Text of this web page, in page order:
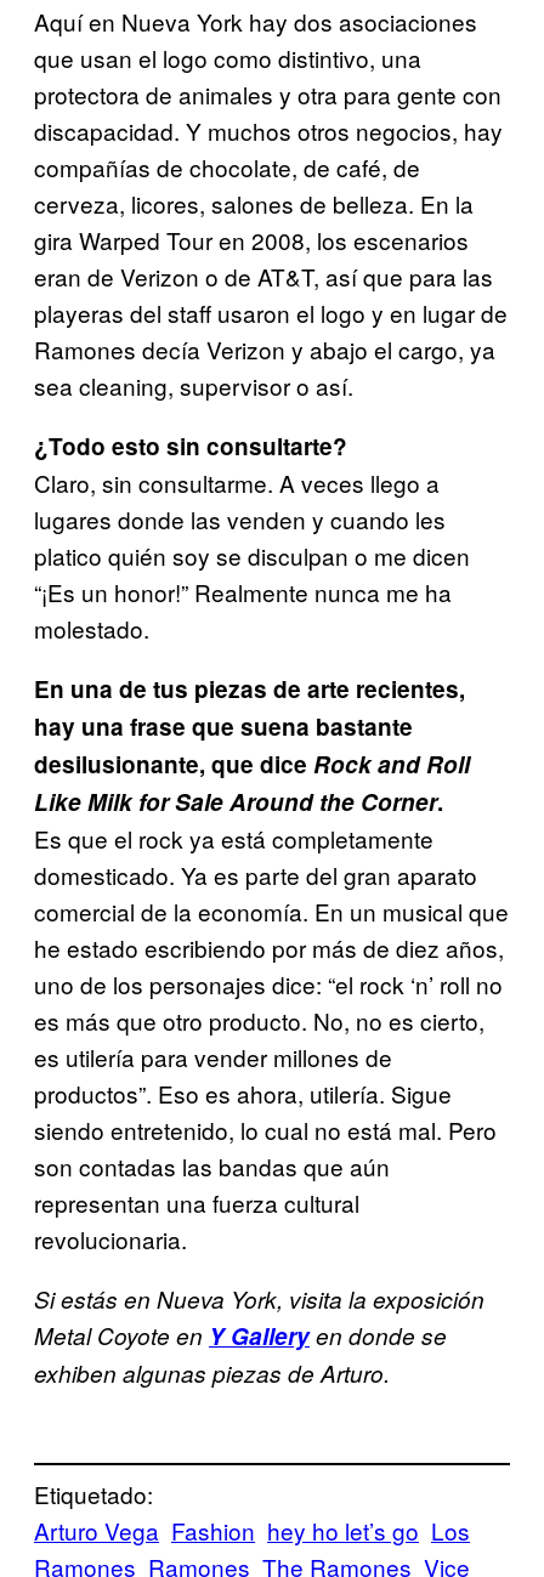
Aquí en Nueva York hay dos asociaciones
que usan el logo como distintivo, una
protectora de animales y otra para gente con
discapacidad. Y muchos otros negocios, hay
compañías de chocolate, de café, de
cerveza, licores, salones de belleza. En la
gira Warped Tour en 2008, los escenarios
eran de Verizon o de AT&T, así que para las
playeras del staff usaron el logo y en lugar de
Ramones decía Verizon y abajo el cargo, ya
sea cleaning, supervisor o así.
¿Todo esto sin consultarte?
Claro, sin consultarme. A veces llego a
lugares donde las venden y cuando les
platico quién soy se disculpan o me dicen
“¡Es un honor!” Realmente nunca me ha
molestado.
En una de tus piezas de arte recientes,
hay una frase que suena bastante
desilusionante, que dice Rock and Roll
Like Milk for Sale Around the Corner.
Es que el rock ya está completamente
domesticado. Ya es parte del gran aparato
comercial de la economía. En un musical que
he estado escribiendo por más de diez años,
uno de los personajes dice: “el rock ‘n’ roll no
es más que otro producto. No, no es cierto,
es utilería para vender millones de
productos”. Eso es ahora, utilería. Sigue
siendo entretenido, lo cual no está mal. Pero
son contadas las bandas que aún
representan una fuerza cultural
revolucionaria.
Si estás en Nueva York, visita la exposición
Metal Coyote en Y Galleryen donde se
exhiben algunas piezas de Arturo.
Etiquetado:
Arturo Vega Fashion hey ho let’s go Los
Ramones Ramones The Ramones Vice